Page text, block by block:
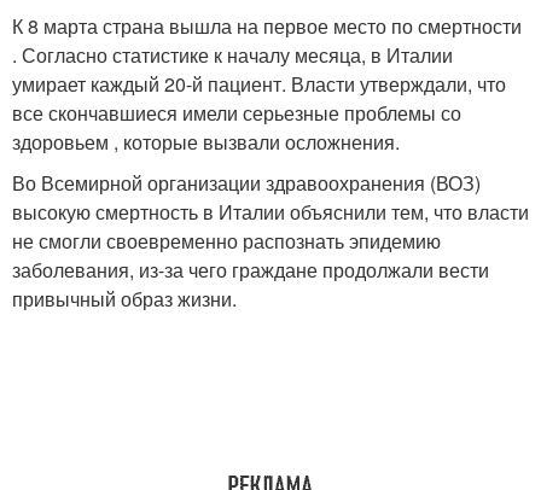
К 8 марта страна вышла на первое место по смертности
. Согласно статистике к началу месяца, в Италии
умирает каждый 20-й пациент. Власти утверждали, что
все скончавшиеся имели серьезные проблемы со
здоровьем , которые вызвали осложнения.
Во Всемирной организации здравоохранения (ВОЗ)
высокую смертность в Италии объяснили тем, что власти
не смогли своевременно распознать эпидемию
заболевания, из-за чего граждане продолжали вести
привычный образ жизни.